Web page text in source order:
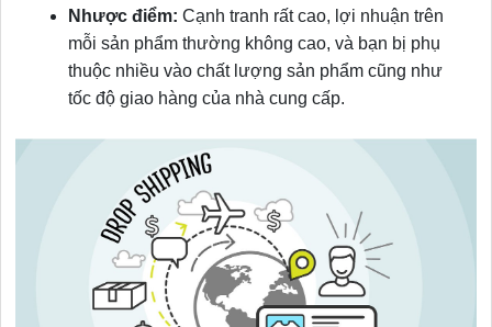
Nhược điểm: Cạnh tranh rất cao, lợi nhuận trên
mỗi sản phẩm thường không cao, và bạn bị phụ
thuộc nhiều vào chất lượng sản phẩm cũng như
tốc độ giao hàng của nhà cung cấp.